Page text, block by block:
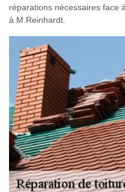
réparations nécessaires face
à M.Reinhardt.